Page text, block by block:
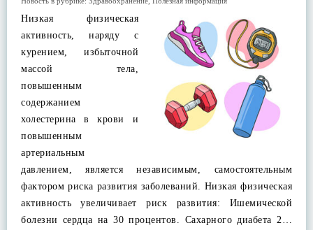
Низкая физическая
активность, наряду с
курением, избыточной
массой тела,
повышенным
содержанием
холестерина в крови и
повышенным
артериальным
давлением, является независимым, самостоятельным
фактором риска развития заболеваний. Низкая физическая
активность увеличивает риск развития: Ишемической
болезни сердца на 30 процентов. Сахарного диабета 2…